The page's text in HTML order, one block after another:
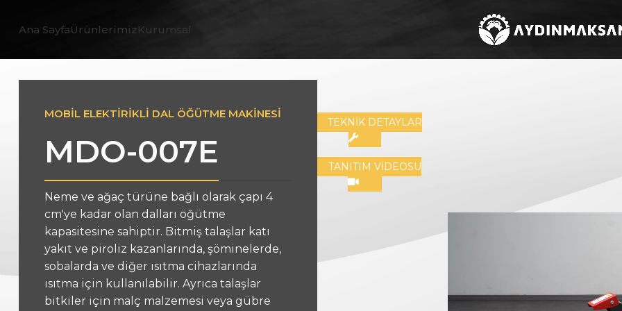
Ana SayfaÜrünlerimizKurumsal
MOBİL ELEKTİRİKLİ DAL ÖĞÜTME MAKİNESİ
MDO-007E
Neme ve ağaç türüne bağlı olarak çapı 4
cm'ye kadar olan dalları öğütme
kapasitesine sahiptir. Bitmiş talaşlar katı
yakıt ve piroliz kazanlarında, şöminelerde,
sobalarda ve diğer ısıtma cihazlarında
ısıtma için kullanılabilir. Ayrıca talaşlar
bitkiler için malç malzemesi veya gübre
TEKNİK DETAYLAR
TANITIM VİDEOSU